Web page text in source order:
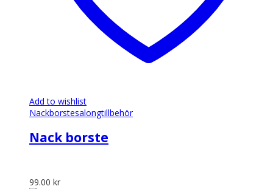
Add to wishlist
Nackborstesalongtillbehör
Nack borste
99.00 kr